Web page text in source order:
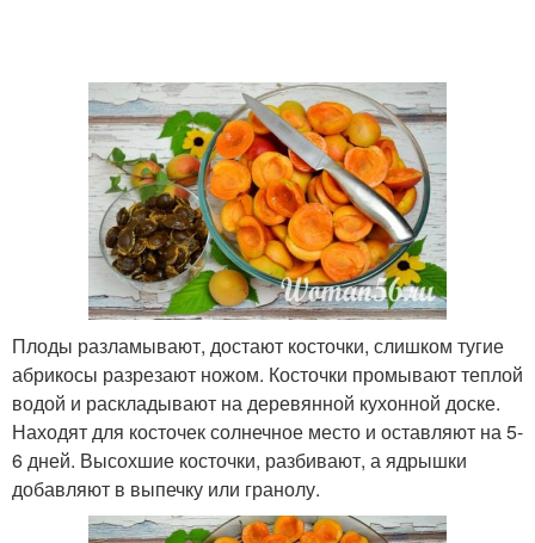
Плоды разламывают, достают косточки, слишком тугие
абрикосы разрезают ножом. Косточки промывают теплой
водой и раскладывают на деревянной кухонной доске.
Находят для косточек солнечное место и оставляют на 5-
6 дней. Высохшие косточки, разбивают, а ядрышки
добавляют в выпечку или гранолу.